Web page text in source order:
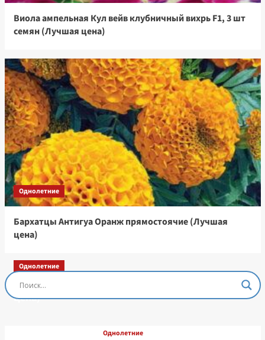
Виола ампельная Кул вейв клубничный вихрь F1, 3 шт
семян (Лучшая цена)
Однолетние
Бархатцы Антигуа Оранж прямостоячие (Лучшая
цена)
Однолетние
Остеоспермум Пэшн Роуз, 3 шт семян (Лучшая
цена)
Однолетние